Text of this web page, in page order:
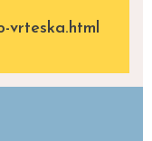
vrteska.html